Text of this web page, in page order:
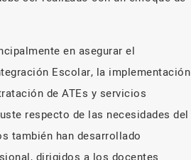
en asegurar el
Escolar, la implementación
de ATEs y servicios
respecto de las necesidades del
también han desarrollado